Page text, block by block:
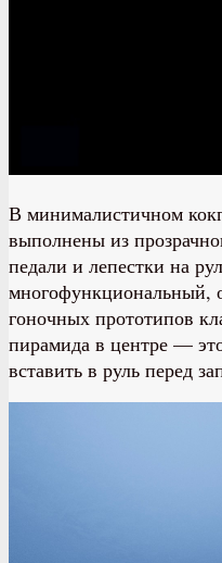
В минималистичном
выполнены из
педали и лепестки на
многофункциональный,
гоночных прототипов
пирамида в центре —
вставить в руль перед